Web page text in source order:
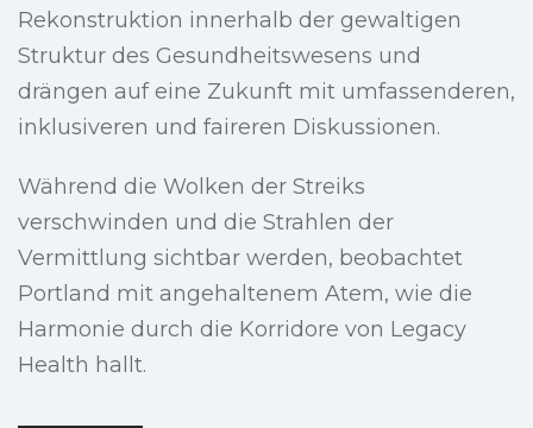
Rekonstruktion innerhalb der gewaltigen
Struktur des Gesundheitswesens und
drängen auf eine Zukunft mit umfassenderen,
inklusiveren und faireren Diskussionen.
Während die Wolken der Streiks
verschwinden und die Strahlen der
Vermittlung sichtbar werden, beobachtet
Portland mit angehaltenem Atem, wie die
Harmonie durch die Korridore von Legacy
Health hallt.